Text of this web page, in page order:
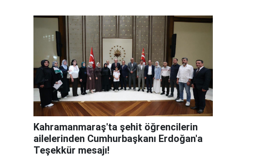
Kahramanmaraş'ta şehit öğrencilerin
ailelerinden Cumhurbaşkanı Erdoğan'a
Teşekkür mesajı!